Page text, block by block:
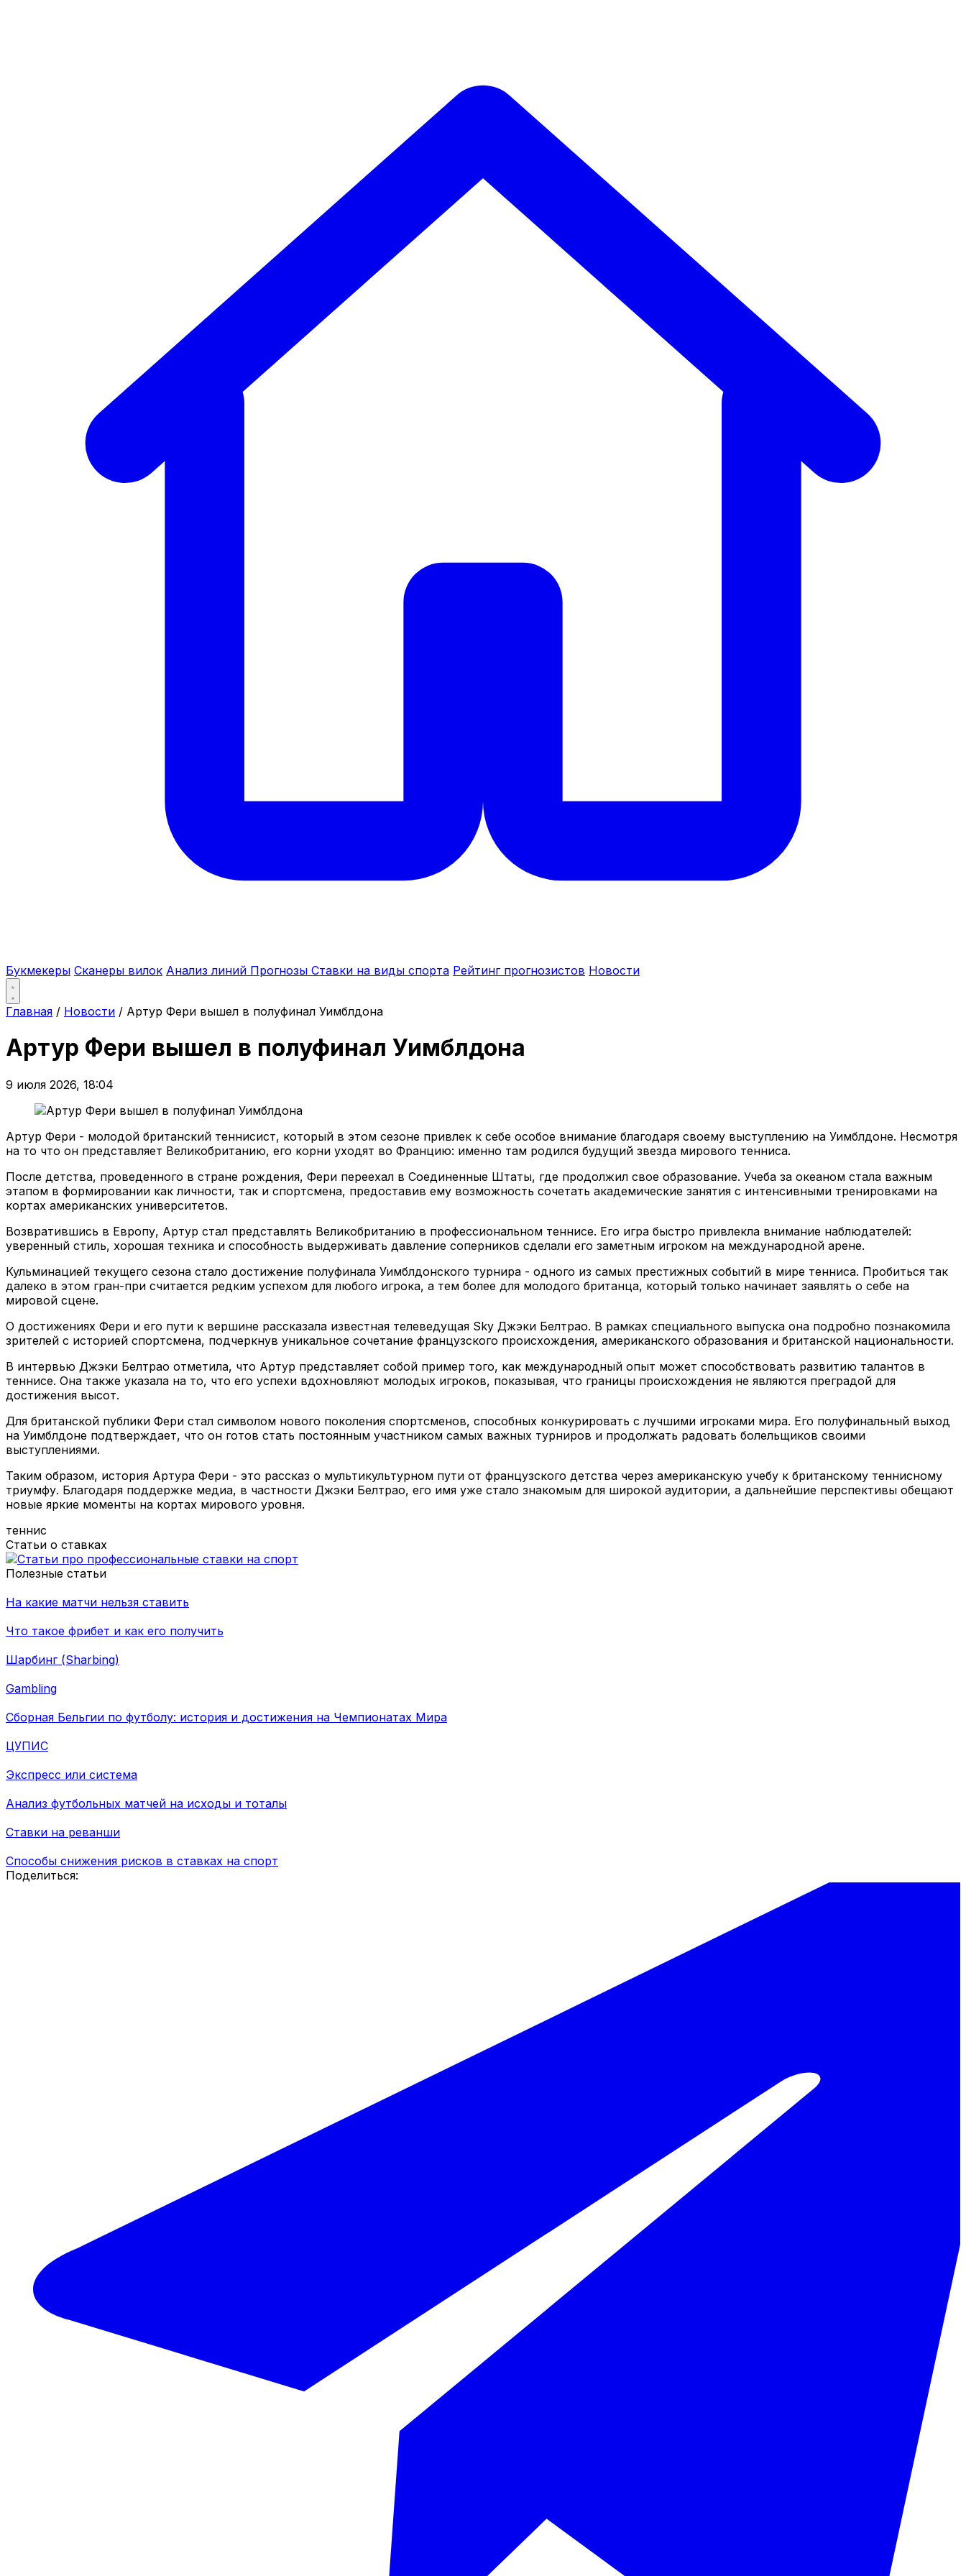
Букмекеры Сканеры вилок Анализ линий Прогнозы Ставки на виды спорта Рейтинг прогнозистов Новости
Главная / Новости / Артур Фери вышел в полуфинал Уимблдона
Артур Фери вышел в полуфинал Уимблдона
9 июля 2026, 18:04
Артур Фери - молодой британский теннисист, который в этом сезоне привлек к себе особое внимание благодаря своему выступлению на Уимблдоне. Несмотря
на то что он представляет Великобританию, его корни уходят во Францию: именно там родился будущий звезда мирового тенниса.
После детства, проведенного в стране рождения, Фери переехал в Соединенные Штаты, где продолжил свое образование. Учеба за океаном стала важным
этапом в формировании как личности, так и спортсмена, предоставив ему возможность сочетать академические занятия с интенсивными тренировками на
кортах американских университетов.
Возвратившись в Европу, Артур стал представлять Великобританию в профессиональном теннисе. Его игра быстро привлекла внимание наблюдателей:
уверенный стиль, хорошая техника и способность выдерживать давление соперников сделали его заметным игроком на международной арене.
Кульминацией текущего сезона стало достижение полуфинала Уимблдонского турнира - одного из самых престижных событий в мире тенниса. Пробиться так
далеко в этом гран-при считается редким успехом для любого игрока, а тем более для молодого британца, который только начинает заявлять о себе на
мировой сцене.
О достижениях Фери и его пути к вершине рассказала известная телеведущая Sky Джэки Белтрао. В рамках специального выпуска она подробно познакомила
зрителей с историей спортсмена, подчеркнув уникальное сочетание французского происхождения, американского образования и британской национальности.
В интервью Джэки Белтрао отметила, что Артур представляет собой пример того, как международный опыт может способствовать развитию талантов в
теннисе. Она также указала на то, что его успехи вдохновляют молодых игроков, показывая, что границы происхождения не являются преградой для
достижения высот.
Для британской публики Фери стал символом нового поколения спортсменов, способных конкурировать с лучшими игроками мира. Его полуфинальный выход
на Уимблдоне подтверждает, что он готов стать постоянным участником самых важных турниров и продолжать радовать болельщиков своими
выступлениями.
Таким образом, история Артура Фери - это рассказ о мультикультурном пути от французского детства через американскую учебу к британскому теннисному
триумфу. Благодаря поддержке медиа, в частности Джэки Белтрао, его имя уже стало знакомым для широкой аудитории, а дальнейшие перспективы обещают
новые яркие моменты на кортах мирового уровня.
теннис
Статьи о ставках
Полезные статьи
На какие матчи нельзя ставить
Что такое фрибет и как его получить
Шарбинг (Sharbing)
Gambling
Сборная Бельгии по футболу: история и достижения на Чемпионатах Мира
ЦУПИС
Экспресс или система
Анализ футбольных матчей на исходы и тоталы
Ставки на реванши
Способы снижения рисков в ставках на спорт
Поделиться: